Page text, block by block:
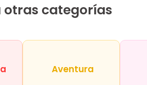
otras categorías
Aventura